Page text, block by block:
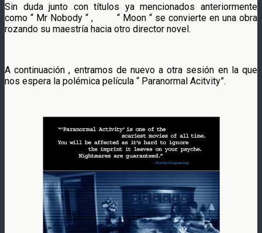
Sin duda junto con títulos ya mencionados anteriormente
como “ Mr Nobody “ , “ Moon “ se convierte en una obra
rozando su maestría hacia otro director novel.
A continuación , entramos de nuevo a otra sesión en la que
nos espera la polémica película “ Paranormal Acitvity”.